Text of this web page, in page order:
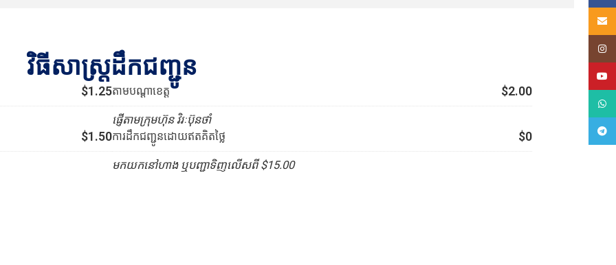
វិធីសាស្រ្តដឹកជញ្ជូន
$1.25
$1.50
តាមបណ្ដាខេត្ត $2.00
ផ្ញើតាមក្រុមហ៊ុន វិរៈប៊ុនថាំ
ការដឹកជញ្ជូនដោយឥតគិតថ្លៃ
$0
មកយកនៅហាង ឬបញ្ជាទិញលើសពី $15.00
Email